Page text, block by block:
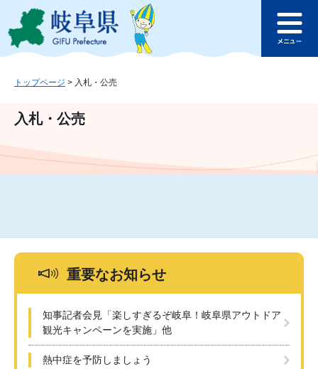
ジ
ュ
文
このページの本文へ
ュ
トップページ > 入札・公売
入札・公売
重要なお知らせ
知事記者会見「楽しすぎるぞ岐阜！岐阜県アウトドア
観光キャンペーンを実施」他
熱中症を予防しましょう